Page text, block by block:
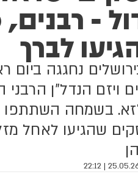
הברית. הייתה לנו שיחה
וישירה, לא הרגשתי עימות
-
לברך
נחגגה
הנדל"ן הרבני
בשמחה השתתפו
שהגיעו לאחל
25.05.26 |